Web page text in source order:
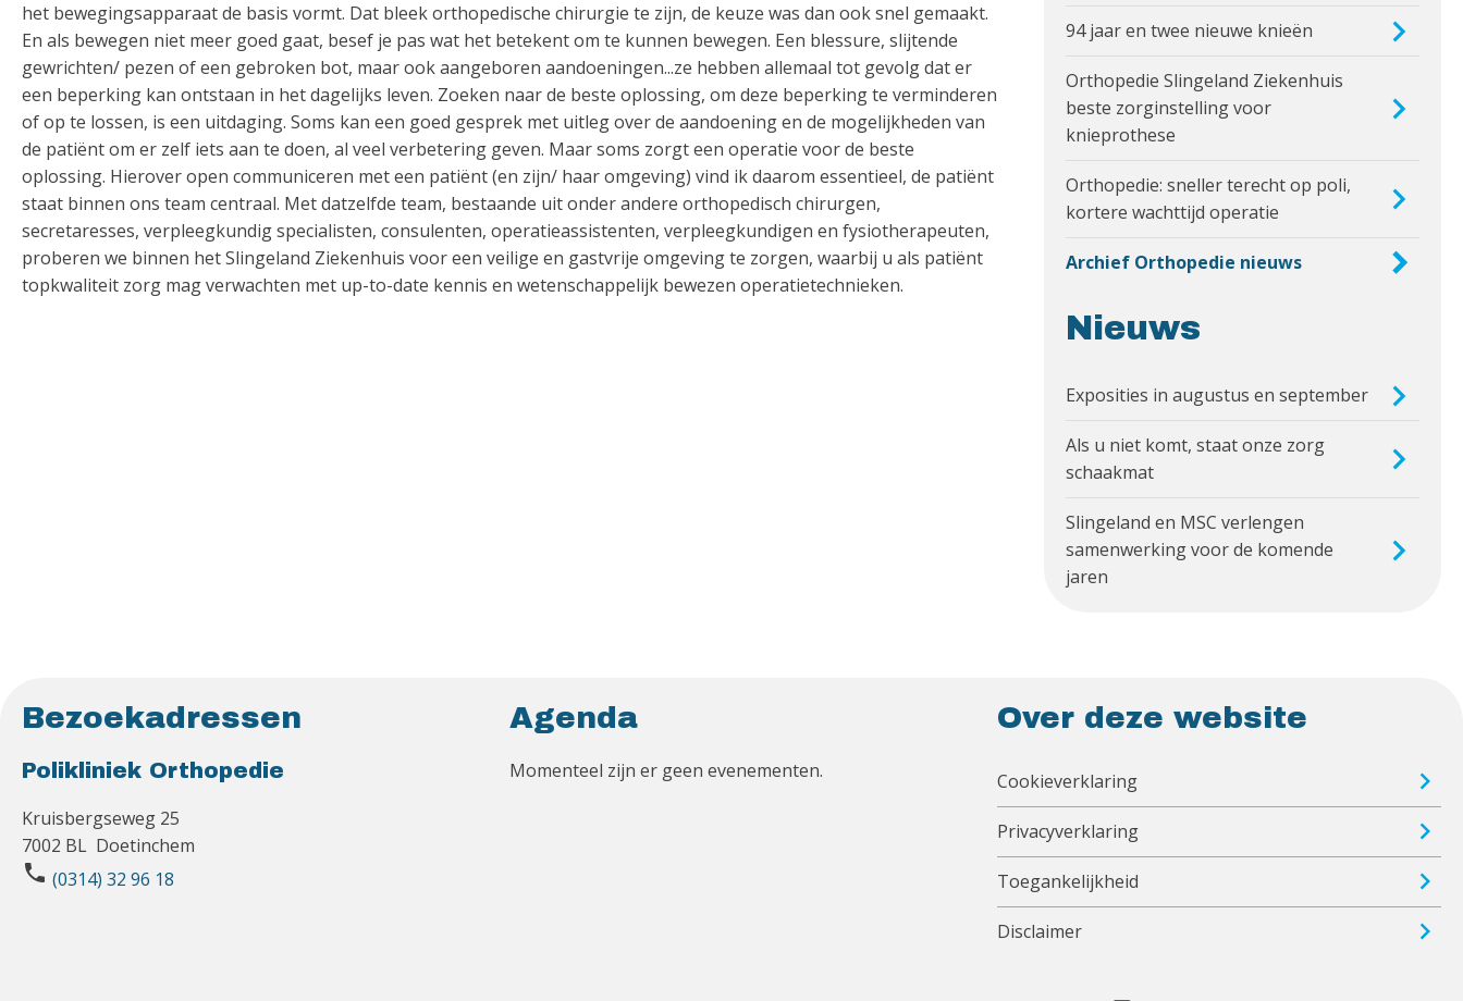
het bewegingsapparaat de basis vormt. Dat bleek orthopedische chirurgie te zijn, de keuze was dan ook snel gemaakt.
En als bewegen niet meer goed gaat, besef je pas wat het betekent om te kunnen bewegen. Een blessure, slijtende
gewrichten/ pezen of een gebroken bot, maar ook aangeboren aandoeningen...ze hebben allemaal tot gevolg dat er
een beperking kan ontstaan in het dagelijks leven. Zoeken naar de beste oplossing, om deze beperking te verminderen
of op te lossen, is een uitdaging. Soms kan een goed gesprek met uitleg over de aandoening en de mogelijkheden van
de patiënt om er zelf iets aan te doen, al veel verbetering geven. Maar soms zorgt een operatie voor de beste
oplossing. Hierover open communiceren met een patiënt (en zijn/ haar omgeving) vind ik daarom essentieel, de patiënt
staat binnen ons team centraal. Met datzelfde team, bestaande uit onder andere orthopedisch chirurgen,
secretaresses, verpleegkundig specialisten, consulenten, operatieassistenten, verpleegkundigen en fysiotherapeuten,
proberen we binnen het Slingeland Ziekenhuis voor een veilige en gastvrije omgeving te zorgen, waarbij u als patiënt
topkwaliteit zorg mag verwachten met up-to-date kennis en wetenschappelijk bewezen operatietechnieken.
94 jaar en twee nieuwe knieën
Orthopedie Slingeland Ziekenhuis
beste zorginstelling voor
knieprothese
Orthopedie: sneller terecht op poli,
kortere wachttijd operatie
Archief Orthopedie nieuws
Nieuws
Exposities in augustus en september
Als u niet komt, staat onze zorg
schaakmat
Slingeland en MSC verlengen
samenwerking voor de komende
jaren
Bezoekadressen
Polikliniek Orthopedie
Kruisbergseweg 25
7002 BL Doetinchem
phone (0314) 32 96 18
Agenda
Momenteel zijn er geen evenementen.
Over deze website
Cookieverklaring
Privacyverklaring
Toegankelijkheid
Disclaimer